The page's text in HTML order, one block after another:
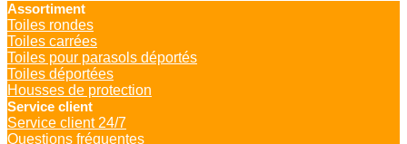
Assortiment
Toiles rondes
Toiles carrées
Toiles pour parasols déportés
Toiles déportées
Housses de protection
Service client
Service client 24/7
Questions fréquentes